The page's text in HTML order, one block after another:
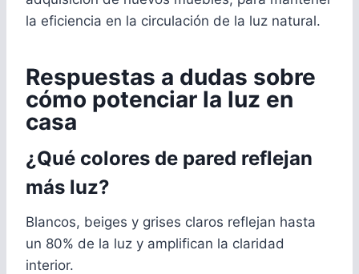
la eficiencia en la circulación de la luz natural.
Respuestas a dudas sobre
cómo potenciar la luz en
casa
¿Qué colores de pared reflejan
más luz?
Blancos, beiges y grises claros reflejan hasta
un 80% de la luz y amplifican la claridad
interior.